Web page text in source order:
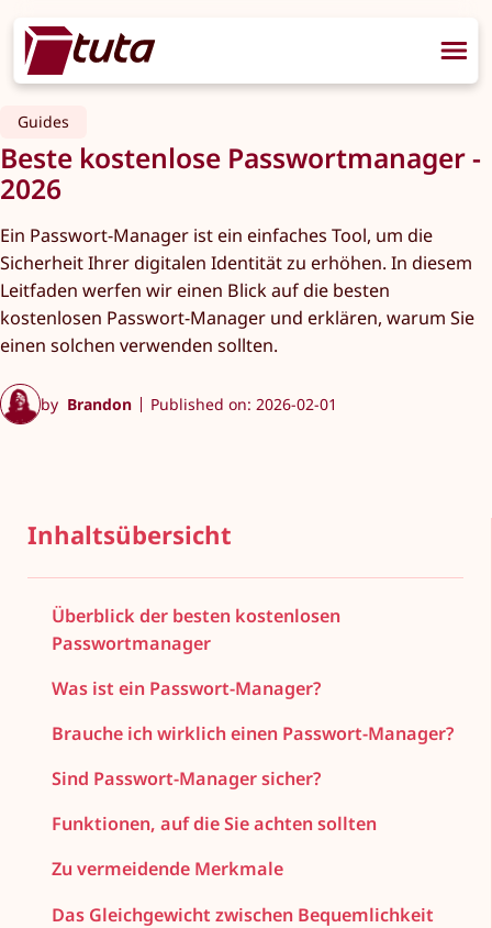
Guides
Beste kostenlose Passwortmanager -
2026
Ein Passwort-Manager ist ein einfaches Tool, um die
Sicherheit Ihrer digitalen Identität zu erhöhen. In diesem
Leitfaden werfen wir einen Blick auf die besten
kostenlosen Passwort-Manager und erklären, warum Sie
einen solchen verwenden sollten.
by Brandon Published on: 2026-02-01
Inhaltsübersicht
Überblick der besten kostenlosen
Passwortmanager
Was ist ein Passwort-Manager?
Brauche ich wirklich einen Passwort-Manager?
Sind Passwort-Manager sicher?
Funktionen, auf die Sie achten sollten
Zu vermeidende Merkmale
Das Gleichgewicht zwischen Bequemlichkeit